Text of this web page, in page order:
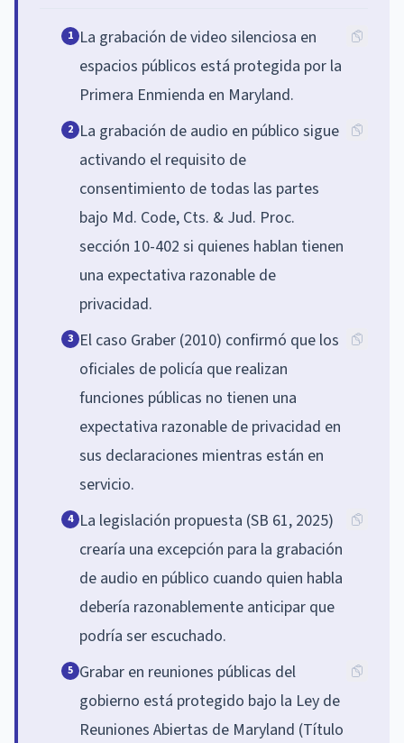
1 La grabación de video silenciosa en
espacios públicos está protegida por la
Primera Enmienda en Maryland.
2 La grabación de audio en público sigue
activando el requisito de
consentimiento de todas las partes
bajo Md. Code, Cts. & Jud. Proc.
sección 10-402 si quienes hablan tienen
una expectativa razonable de
privacidad.
3 El caso Graber (2010) confirmó que los
oficiales de policía que realizan
funciones públicas no tienen una
expectativa razonable de privacidad en
sus declaraciones mientras están en
servicio.
4 La legislación propuesta (SB 61, 2025)
crearía una excepción para la grabación
de audio en público cuando quien habla
debería razonablemente anticipar que
podría ser escuchado.
5 Grabar en reuniones públicas del
gobierno está protegido bajo la Ley de
Reuniones Abiertas de Maryland (Título